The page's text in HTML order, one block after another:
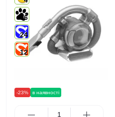
-23% в наявності
6
24
12